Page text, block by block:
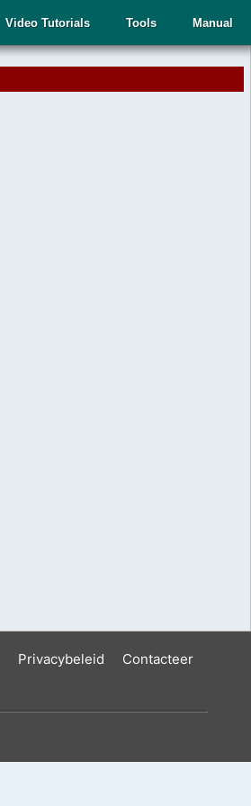
Manual
Tools
Video Tutorials
Privacybeleid
Contacteer